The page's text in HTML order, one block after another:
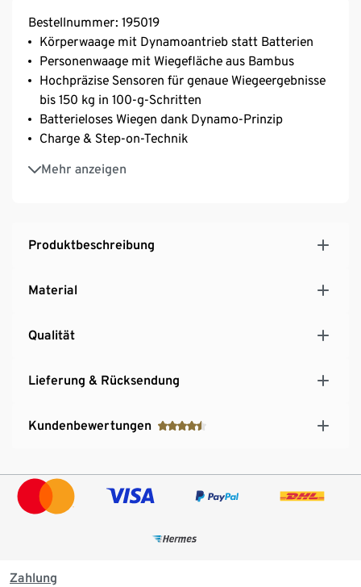
Bestellnummer: 195019
Körperwaage mit Dynamoantrieb statt Batterien
Personenwaage mit Wiegefläche aus Bambus
Hochpräzise Sensoren für genaue Wiegeergebnisse
bis 150 kg in 100-g-Schritten
Batterieloses Wiegen dank Dynamo-Prinzip
Charge & Step-on-Technik
Mehr anzeigen
LC-Display
Gewichtseinheiten: kg und lb
Minimaler Kunststoffanteil, nur Wiegezellen und
Display in Kunststoff gefasst
Produktbeschreibung
Material
Qualität
Lieferung & Rücksendung
Kundenbewertungen
Zahlung